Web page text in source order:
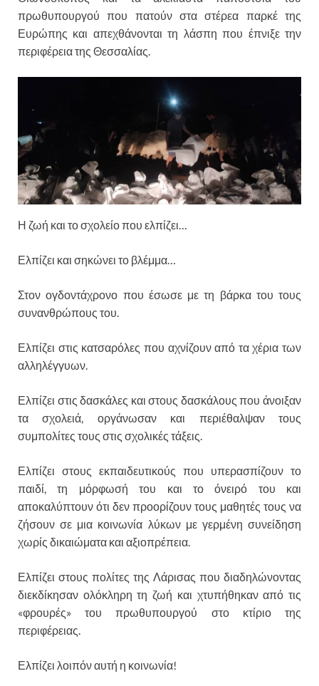
πρωθυπουργού που πατούν στα στέρεα παρκέ της
Ευρώπης και απεχθάνονται τη λάσπη που έπνιξε την
περιφέρεια της Θεσσαλίας.
Η ζωή και το σχολείο που ελπίζει…
Ελπίζει και σηκώνει το βλέμμα…
Στον ογδοντάχρονο που έσωσε με τη βάρκα του τους
συνανθρώπους του.
Ελπίζει στις κατσαρόλες που αχνίζουν από τα χέρια των
αλληλέγγυων.
Ελπίζει στις δασκάλες και στους δασκάλους που άνοιξαν
τα σχολειά, οργάνωσαν και περιέθαλψαν τους
συμπολίτες τους στις σχολικές τάξεις.
Ελπίζει στους εκπαιδευτικούς που υπερασπίζουν το
παιδί, τη μόρφωσή του και το όνειρό του και
αποκαλύπτουν ότι δεν προορίζουν τους μαθητές τους να
ζήσουν σε μια κοινωνία λύκων με γερμένη συνείδηση
χωρίς δικαιώματα και αξιοπρέπεια.
Ελπίζει στους πολίτες της Λάρισας που διαδηλώνοντας
διεκδίκησαν ολόκληρη τη ζωή και χτυπήθηκαν από τις
«φρουρές» του πρωθυπουργού στο κτίριο της
περιφέρειας.
Ελπίζει λοιπόν αυτή η κοινωνία!